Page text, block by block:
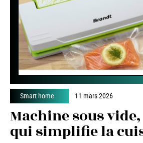
Smart home 11 mars 2026
Machine sous
qui simplifie la